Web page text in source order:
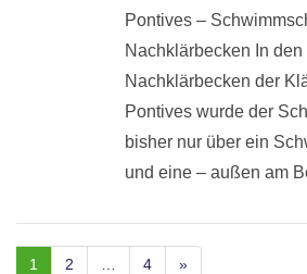
Pontives –
Nachklärbecken In
Nachklärbecken der
Pontives wurde der
bisher nur über ein
und eine – außen am
1 2 4 »